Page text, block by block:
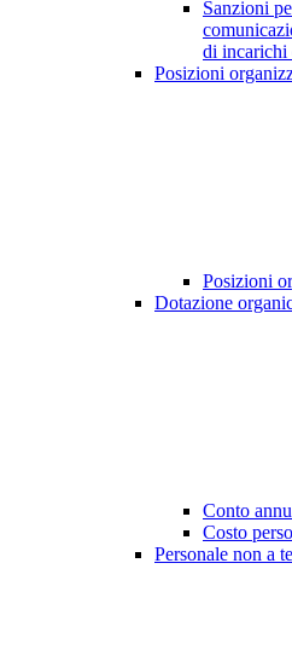
Sanzioni
di incarichi
Posizioni
Posizioni
Dotazione
Conto
Costo
Personale non a